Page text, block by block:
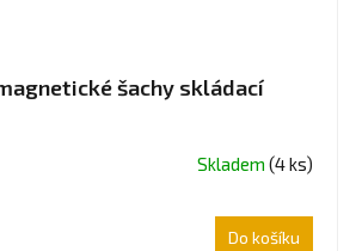
šachy skládací
Skladem (4 ks)
Do košíku